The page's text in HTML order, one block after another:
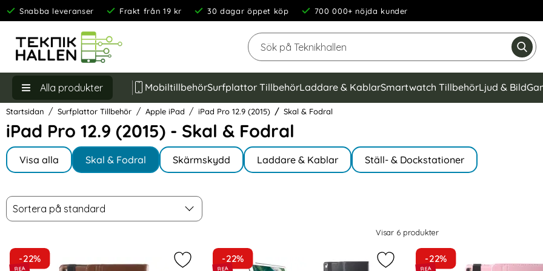
Snabba leveranser Frakt från 19 kr 30 dagar öppet köp 700 000+ nöjda kunder
Sök
Alla produkter MobiltillbehörSurfplattor TillbehörLaddare & KablarSmartwatch TillbehörLjud & Bild
Startsidan Surfplattor Tillbehör Apple iPad iPad Pro 12.9 (2015) Skal & Fodral
iPad Pro 12.9 (2015) - Skal & Fodral
Hoppa
produkter
Underkategorier
Visa alla
I iPad Pro 12.9 (2015)Skal & Fodral Skärmskydd Laddare & Kablar Ställ- & Dockstationer
Hoppa
över
Filtrera & sortera
Sortera
Sortera på standard
Visar 6 produkter
produktlista
-22%
Markera iPad Pro 12.9 (2015/2017) - 360° Rotation Fodral - Brun som favorit
-22%
Markera iPad Pro 12.9 (2015/
-22%